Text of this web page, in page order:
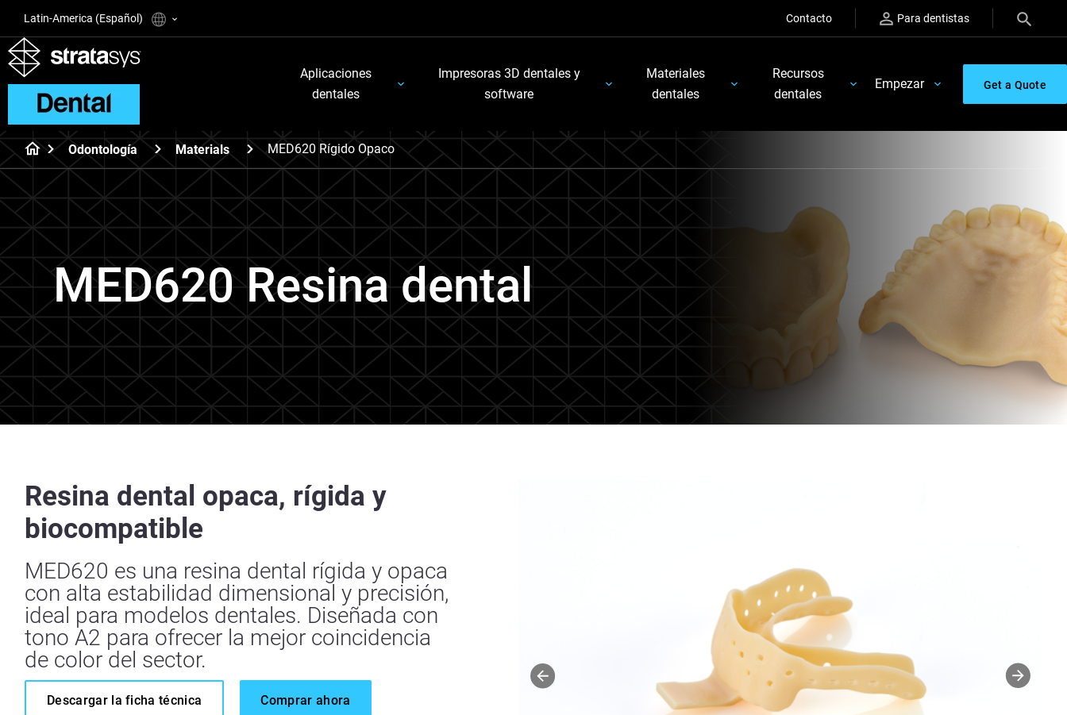
Latin-America (Español) Contacto Para dentistas
Aplicaciones
dentales
Impresoras 3D dentales y
software
Materiales
dentales
Recursos
dentales
Empezar Get a Quote
Odontología Materials MED620 Rígido Opaco
MED620 Resina dental
Resina dental opaca, rígida y
biocompatible
MED620 es una resina dental rígida y opaca
con alta estabilidad dimensional y precisión,
ideal para modelos dentales. Diseñada con
tono A2 para ofrecer la mejor coincidencia
de color del sector.
Descargar la ficha técnica Comprar ahora